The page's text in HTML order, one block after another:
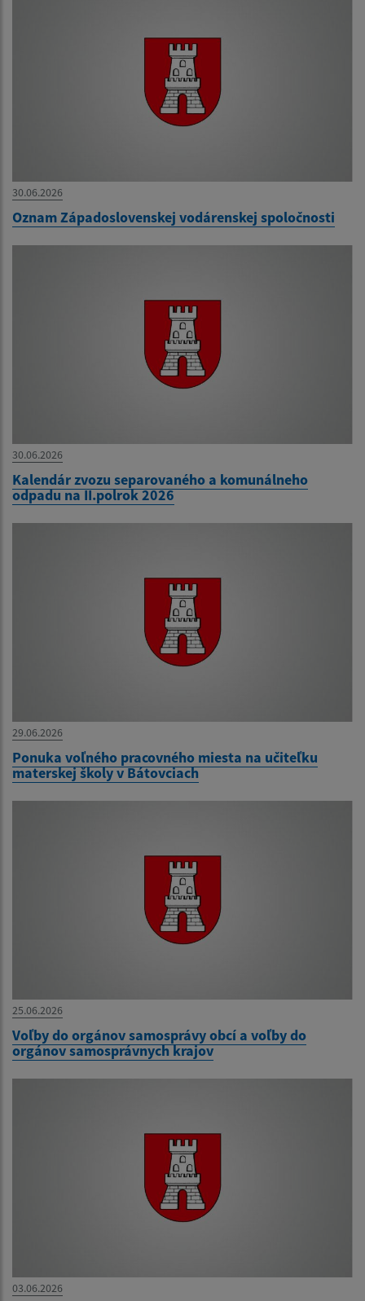
30.06.2026
Oznam Západoslovenskej vodárenskej spoločnosti
30.06.2026
Kalendár zvozu separovaného a komunálneho
odpadu na II.polrok 2026
29.06.2026
Ponuka voľného pracovného miesta na učiteľku
materskej školy v Bátovciach
25.06.2026
Voľby do orgánov samosprávy obcí a voľby do
orgánov samosprávnych krajov
03.06.2026